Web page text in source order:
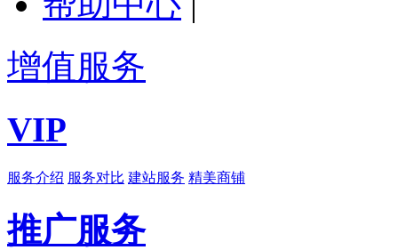
增值服务
VIP
服务介绍 服务对比 建站服务 精美商铺
推广服务